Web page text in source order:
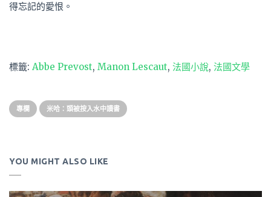
得忘記的愛恨。
標籤: Abbe Prevost, Manon Lescaut, 法國小說, 法國文學
專欄 米哈：頭被按入水中讀書
YOU MIGHT ALSO LIKE